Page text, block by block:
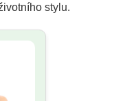
stylu.